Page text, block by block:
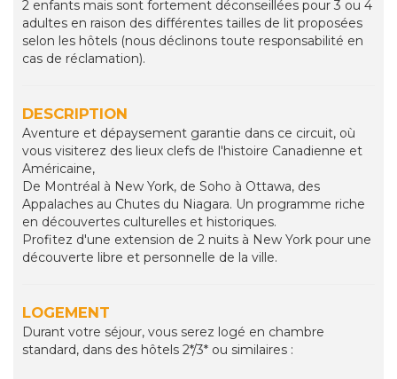
2 enfants mais sont fortement déconseillées pour 3 ou 4
adultes en raison des différentes tailles de lit proposées
selon les hôtels (nous déclinons toute responsabilité en
cas de réclamation).
DESCRIPTION
Aventure et dépaysement garantie dans ce circuit, où
vous visiterez des lieux clefs de l'histoire Canadienne et
Américaine,
De Montréal à New York, de Soho à Ottawa, des
Appalaches au Chutes du Niagara. Un programme riche
en découvertes culturelles et historiques.
Profitez d'une extension de 2 nuits à New York pour une
découverte libre et personnelle de la ville.
LOGEMENT
Durant votre séjour, vous serez logé en chambre
standard, dans des hôtels 2*/3* ou similaires :